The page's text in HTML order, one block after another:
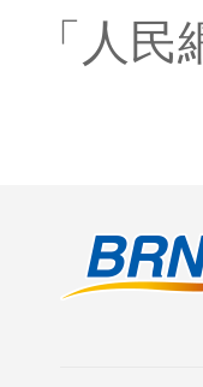
「人